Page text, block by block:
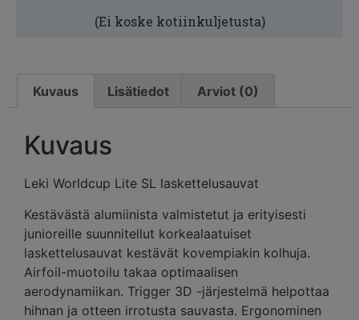
(Ei koske kotiinkuljetusta)
Kuvaus Lisätiedot Arviot (0)
Kuvaus
Leki Worldcup Lite SL laskettelusauvat
Kestävästä alumiinista valmistetut ja erityisesti
junioreille suunnitellut korkealaatuiset
laskettelusauvat kestävät kovempiakin kolhuja.
Airfoil-muotoilu takaa optimaalisen
aerodynamiikan. Trigger 3D -järjestelmä helpottaa
hihnan ja otteen irrotusta sauvasta. Ergonominen